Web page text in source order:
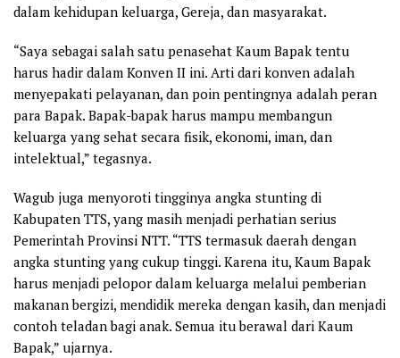
dalam kehidupan keluarga, Gereja, dan masyarakat.
“Saya sebagai salah satu penasehat Kaum Bapak tentu
harus hadir dalam Konven II ini. Arti dari konven adalah
menyepakati pelayanan, dan poin pentingnya adalah peran
para Bapak. Bapak-bapak harus mampu membangun
keluarga yang sehat secara fisik, ekonomi, iman, dan
intelektual,” tegasnya.
Wagub juga menyoroti tingginya angka stunting di
Kabupaten TTS, yang masih menjadi perhatian serius
Pemerintah Provinsi NTT. “TTS termasuk daerah dengan
angka stunting yang cukup tinggi. Karena itu, Kaum Bapak
harus menjadi pelopor dalam keluarga melalui pemberian
makanan bergizi, mendidik mereka dengan kasih, dan menjadi
contoh teladan bagi anak. Semua itu berawal dari Kaum
Bapak,” ujarnya.